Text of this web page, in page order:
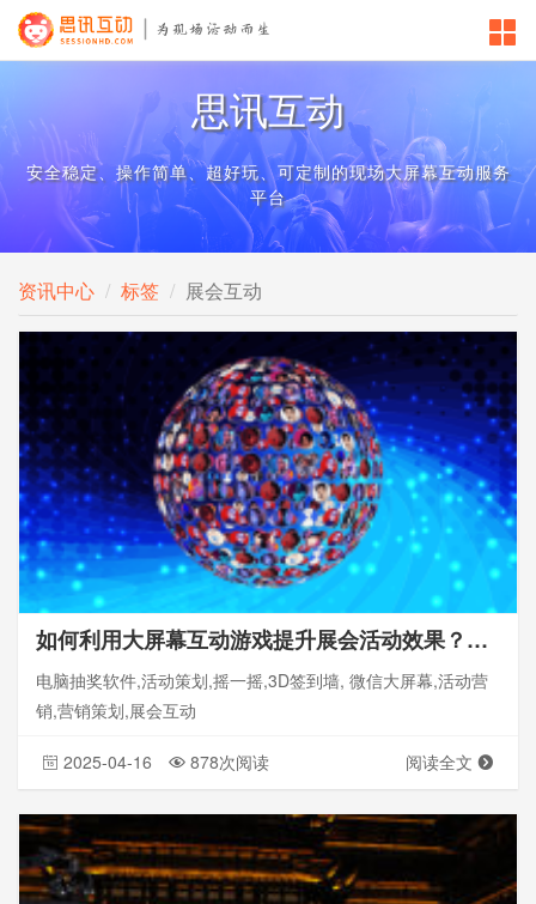
思讯互动
安全稳定、操作简单、超好玩、可定制的现场大屏幕互动服务
平台
资讯中心 标签 展会互动
如何利用大屏幕互动游戏提升展会活动效果？思讯互动平台的创新玩法
电脑抽奖软件,活动策划,摇一摇,3D签到墙, 微信大屏幕,活动营
销,营销策划,展会互动
2025-04-16 878次阅读 阅读全文